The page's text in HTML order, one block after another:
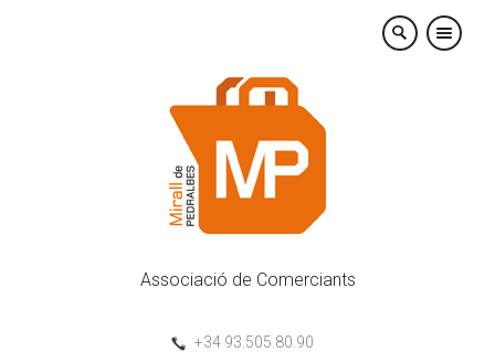
×
Associació de Comerciants
+34 93.505.80.90